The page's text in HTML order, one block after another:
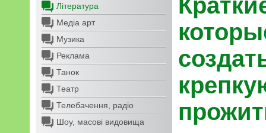
Література
Медіа арт
Музика
Реклама
Танок
Театр
Телебачення, радіо
Шоу, масові видовища